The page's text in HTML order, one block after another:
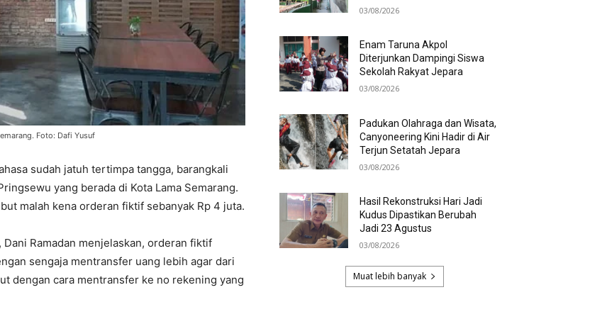
Foto: Dafi Yusuf
sudah jatuh tertimpa tangga, barangkali
yang berada di Kota Lama Semarang.
malah kena orderan fiktif sebanyak Rp 4 juta.
Ramadan menjelaskan, orderan fiktif
sengaja mentransfer uang lebih agar dari
dengan cara mentransfer ke no rekening yang
03/08/2026
Enam Taruna Akpol
Diterjunkan Dampingi Siswa
Sekolah Rakyat Jepara
03/08/2026
Padukan Olahraga dan Wisata,
Canyoneering Kini Hadir di Air
Terjun Setatah Jepara
03/08/2026
Hasil Rekonstruksi Hari Jadi
Kudus Dipastikan Berubah
Jadi 23 Agustus
03/08/2026
Muat lebih banyak